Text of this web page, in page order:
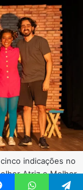
indicações no
Atriz e Melhor